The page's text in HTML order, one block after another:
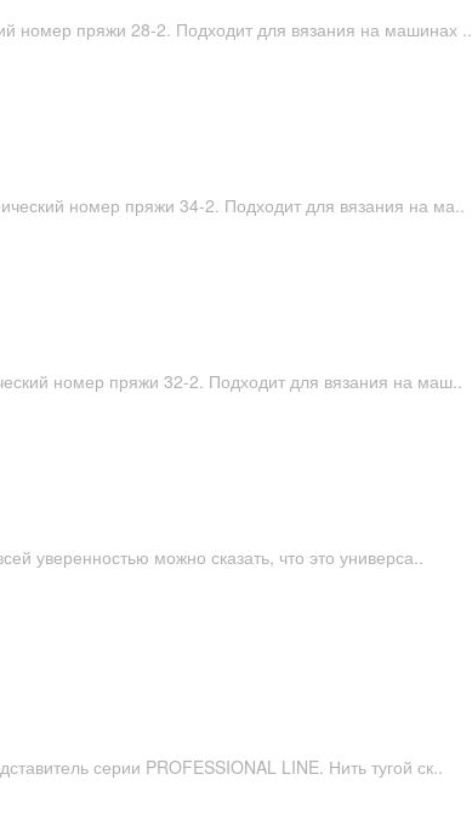
номер пряжи 28-2. Подходит для вязания на машинах ..
номер пряжи 34-2. Подходит для вязания на ма..
номер пряжи 32-2. Подходит для вязания на маш..
уверенностью можно сказать, что это универса..
серии PROFESSIONAL LINE. Нить тугой ск..